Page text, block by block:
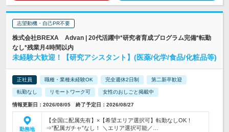
志望動機・自己PR不要
株式会社BREXA Advan | 20代活躍中*研究者育成プログラム完備*転勤
なし*残業月4時間以内
未経験大歓迎！【研究アシスタント】(医薬/化学/食品/化粧品等)
正社員 職種・業種未経験OK 完全週休2日制 第二新卒歓迎
転勤なし リモートワーク可 女性のおしごと掲載中
情報更新日：2026/08/05 終了予定日：2026/08/27
勤務地
【全国に配属先有】×【希望エリア選択可】転勤なしOK！
⇒”配属ガチャ”なし！ ＼エリア選択可能／…